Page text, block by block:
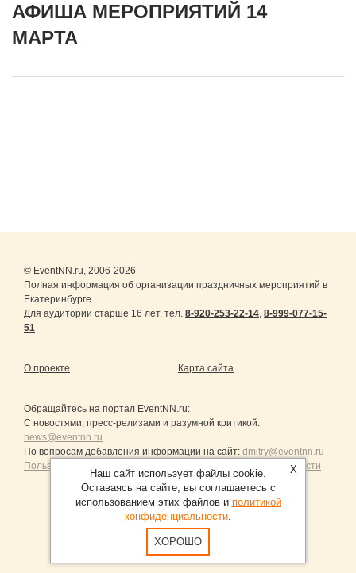
АФИША МЕРОПРИЯТИЙ 14
МАРТА
© EventNN.ru, 2006-2026
Полная информация об организации праздничных мероприятий в
Екатеринбурге.
Для аудитории старше 16 лет. тел. 8-920-253-22-14, 8-999-077-15-
51
О проекте Карта сайта
Обращайтесь на портал EventNN.ru:
С новостями, пресс-релизами и разумной критикой:
news@eventnn.ru
По вопросам добавления информации на сайт: dmitry@eventnn.ru
Пользовательское Соглашение и политика конфиденциальности
Продвижение сайтов Санкт-Петербург
X
Наш сайт использует файлы cookie.
Оставаясь на сайте, вы соглашаетесь с
использованием этих файлов и политикой
конфиденциальности.
ХОРОШО